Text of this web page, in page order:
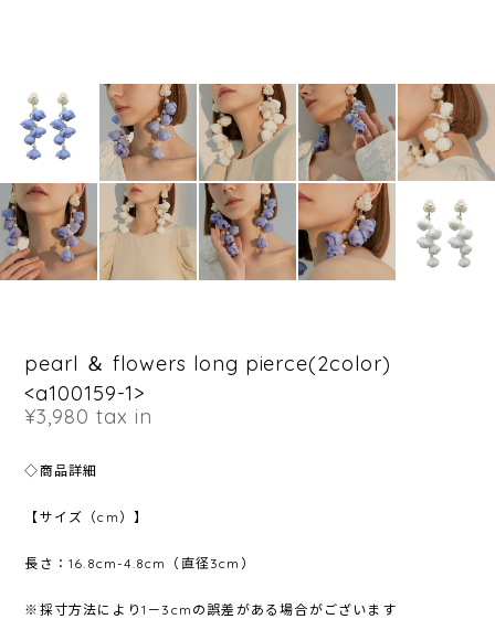
pearl ＆ flowers long pierce(2color)
<a100159-1>
¥3,980 tax in
◇商品詳細
【サイズ（cm）】
長さ：16.8cm-4.8cm（直径3cm）
※採寸方法により1－3cmの誤差がある場合がございます